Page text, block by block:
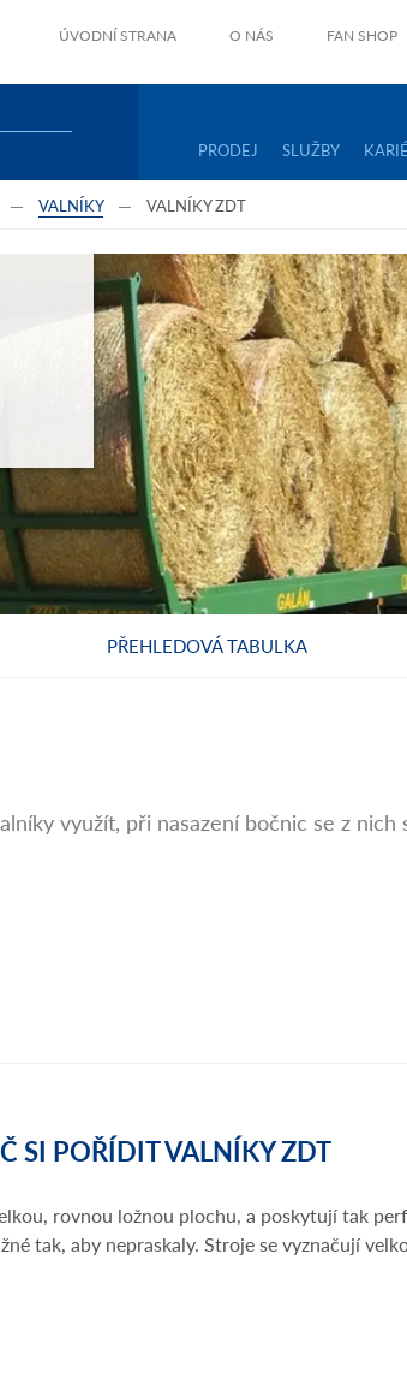
ÚVODNÍ STRANA O NÁS FAN SHOP
PRODEJ SLUŽBY
VALNÍKY VALNÍKY ZDT
PŘEHLEDOVÁ TABULKA
využít, při nasazení bočnic se z
SI POŘÍDIT VALNÍKY ZDT
rovnou ložnou plochu, a poskytují tak
tak, aby nepraskaly. Stroje se vyznačují